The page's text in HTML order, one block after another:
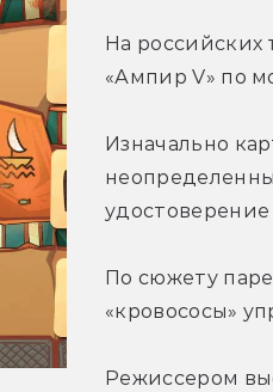
На
«Ампир V» по
Изначально
По сюжету
«кровососы»
Режиссером